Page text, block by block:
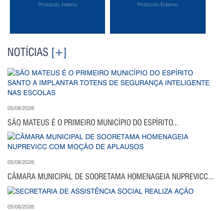
Protocolo Interno Protocolo Externo
NOTÍCIAS [+]
05/08/2026
SÃO MATEUS É O PRIMEIRO MUNICÍPIO DO ESPÍRITO...
05/08/2026
CÂMARA MUNICIPAL DE SOORETAMA HOMENAGEIA NUPREVICC...
05/08/2026